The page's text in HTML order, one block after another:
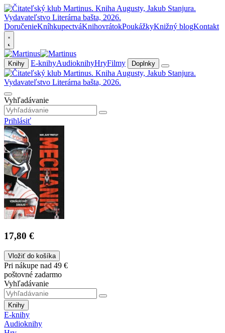
DoručenieKníhkupectváKnihovrátokPoukážkyKnižný blogKontakt
Knihy E-knihyAudioknihyHryFilmy Doplnky
Vyhľadávanie
Prihlásiť
17,80 €
Vložiť do košíka
Pri nákupe nad 49 €
poštovné zadarmo
Vyhľadávanie
Knihy
E-knihy
Audioknihy